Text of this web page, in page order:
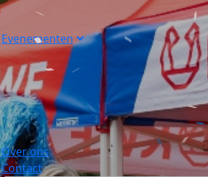
Evenementen
Over ons
Contact